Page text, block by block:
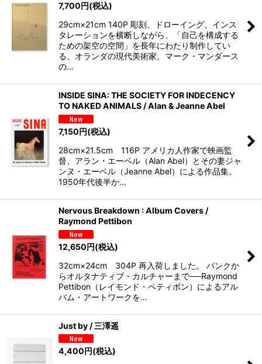
7,700円(税込)
29cm×21cm 140P 彫刻、ドローイング、インス
タレーションを横断しながら、「自己を構成する
ための架空の空間」を長年にわたり制作してい
る、オランダの現代美術家、マーク・マンダース
の…
INSIDE SINA: THE SOCIETY FOR INDECENCY
TO NAKED ANIMALS / Alan & Jeanne Abel
7,150円(税込)
28cm×21.5cm 116P アメリカ人作家で映画監
督、アラン・エーベル（Alan Abel）とその妻ジャ
ンヌ・エーベル（Jeanne Abel）による作品集。
1950年代後半か…
Nervous Breakdown : Album Covers /
Raymond Pettibon
12,650円(税込)
32cm×24cm 304P 再入荷しました。 パンクか
らオルタナティブ・カルチャーまで──Raymond
Pettibon（レイモンド・ペティボン）によるアル
バム・アートワークを…
Just by / 三澤遥
4,400 円(税込)